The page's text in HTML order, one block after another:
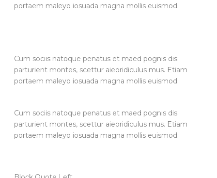
portaem maleyo iosuada magna mollis euismod.
Cum sociis natoque penatus et maed pognis dis
parturient montes, scettur aieoridiculus mus. Etiam
portaem maleyo iosuada magna mollis euismod.
Cum sociis natoque penatus et maed pognis dis
parturient montes, scettur aieoridiculus mus. Etiam
portaem maleyo iosuada magna mollis euismod.